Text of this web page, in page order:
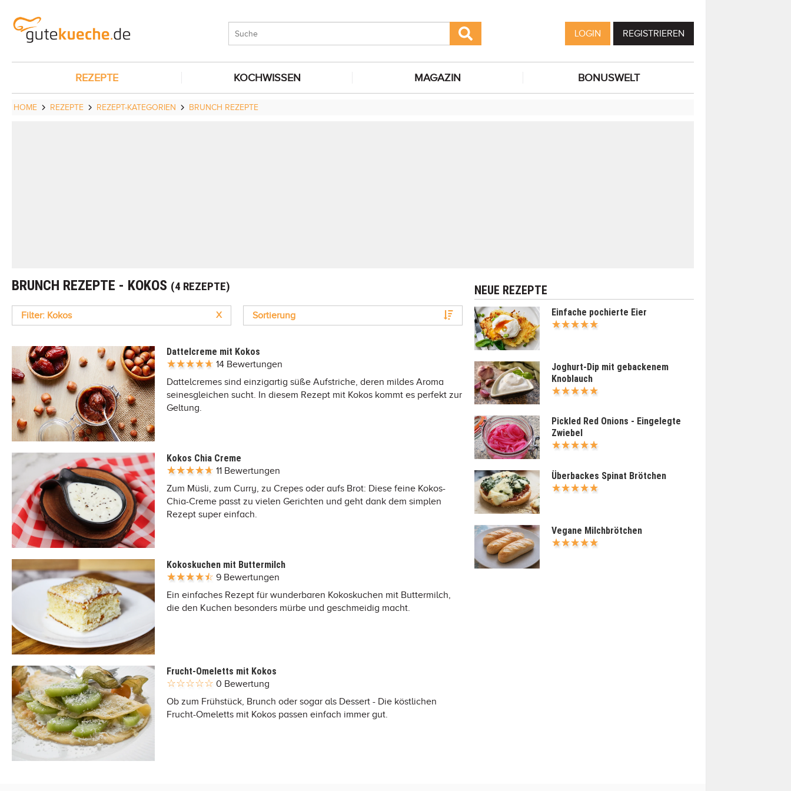
LOGIN REGISTRIEREN
REZEPTE KOCHWISSEN MAGAZIN BONUSWELT
HOME REZEPTE REZEPT-KATEGORIEN BRUNCH REZEPTE
BRUNCH REZEPTE - KOKOS (4 REZEPTE)
Filter: Kokos X Sortierung
Dattelcreme mit Kokos
14 Bewertungen
Dattelcremes sind einzigartig süße Aufstriche, deren mildes Aroma
seinesgleichen sucht. In diesem Rezept mit Kokos kommt es perfekt zur
Geltung.
Kokos Chia Creme
11 Bewertungen
Zum Müsli, zum Curry, zu Crepes oder aufs Brot: Diese feine Kokos-
Chia-Creme passt zu vielen Gerichten und geht dank dem simplen
Rezept super einfach.
Kokoskuchen mit Buttermilch
9 Bewertungen
Ein einfaches Rezept für wunderbaren Kokoskuchen mit Buttermilch,
die den Kuchen besonders mürbe und geschmeidig macht.
Frucht-Omeletts mit Kokos
0 Bewertung
Ob zum Frühstück, Brunch oder sogar als Dessert - Die köstlichen
Frucht-Omeletts mit Kokos passen einfach immer gut.
NEUE REZEPTE
Einfache pochierte Eier
Joghurt-Dip mit gebackenem
Knoblauch
Pickled Red Onions - Eingelegte
Zwiebel
Überbackes Spinat Brötchen
Vegane Milchbrötchen